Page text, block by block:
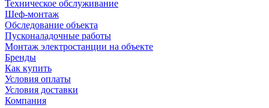
Техническое обслуживание
Шеф-монтаж
Обследование объекта
Пусконаладочные работы
Монтаж электростанции на объекте
Бренды
Как купить
Условия оплаты
Условия доставки
Компания